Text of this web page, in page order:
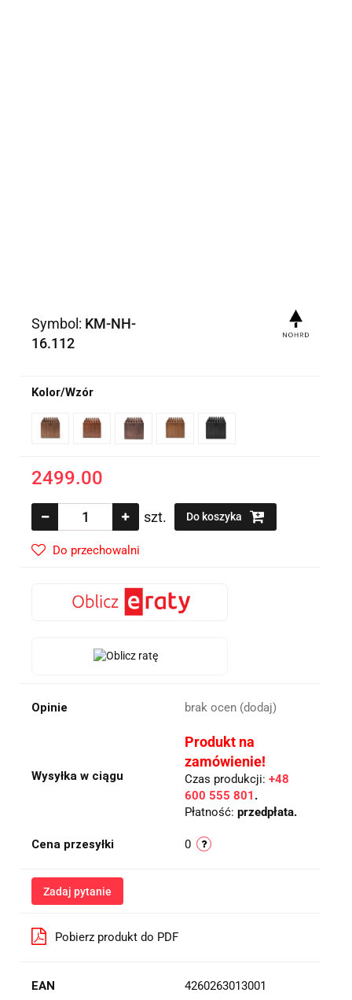
Symbol: KM-NH-
16.112
Kolor/Wzór
2499.00
szt. Do koszyka
Do przechowalni
Opinie brak ocen (dodaj)
Wysyłka w ciągu
Produkt na
zamówienie!
Czas produkcji: +48
600 555 801 .
Płatność: przedpłata.
Cena przesyłki 0
Zadaj pytanie
Pobierz produkt do PDF
EAN 4260263013001